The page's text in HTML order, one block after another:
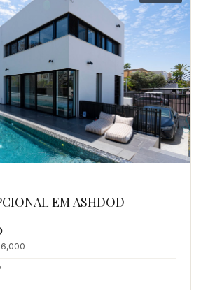
EM ASHDOD